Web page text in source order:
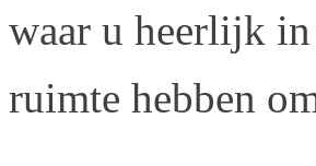
waar u heerlijk
ruimte hebben